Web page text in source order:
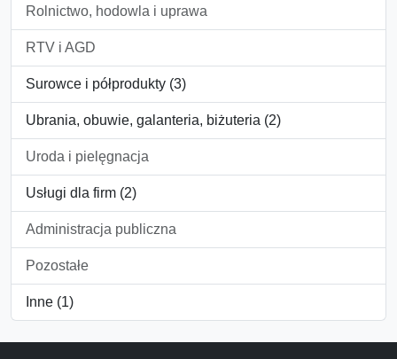
Rolnictwo, hodowla i uprawa
RTV i AGD
Surowce i półprodukty (3)
Ubrania, obuwie, galanteria, biżuteria (2)
Uroda i pielęgnacja
Usługi dla firm (2)
Administracja publiczna
Pozostałe
Inne (1)